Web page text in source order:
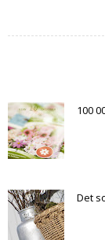
100
Det